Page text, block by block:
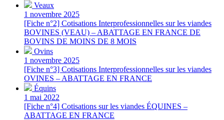
Veaux
1 novembre 2025
[Fiche n°2] Cotisations Interprofessionnelles sur les viandes
BOVINES (VEAU) – ABATTAGE EN FRANCE DE
BOVINS DE MOINS DE 8 MOIS
Ovins
1 novembre 2025
[Fiche n°3] Cotisations Interprofessionnelles sur les viandes
OVINES – ABATTAGE EN FRANCE
Équins
1 mai 2022
[Fiche n°4] Cotisations sur les viandes ÉQUINES –
ABATTAGE EN FRANCE